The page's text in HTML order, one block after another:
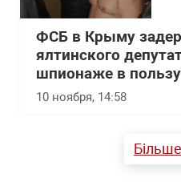
ФСБ в Крыму
ялтинского
шпионаже в
10 ноября, 14:58